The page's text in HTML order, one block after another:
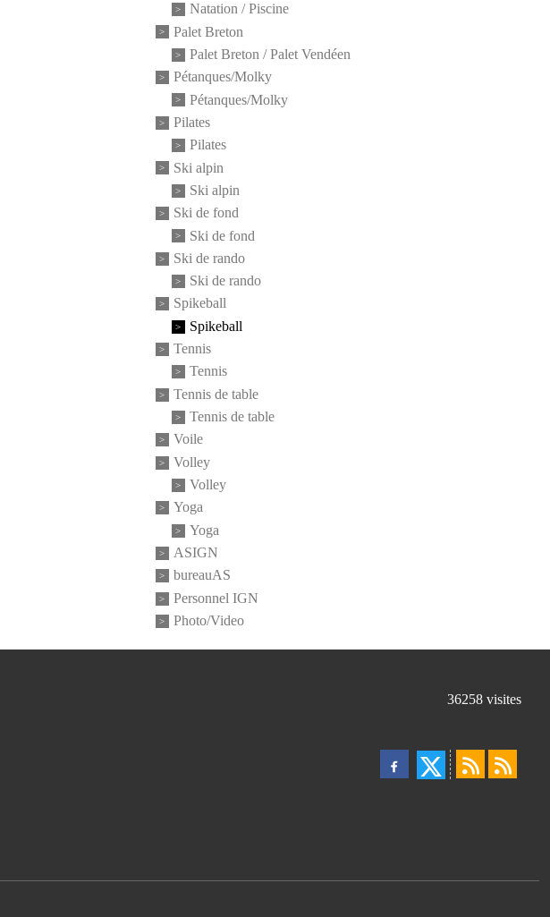
Natation / Piscine
Palet Breton
Palet Breton / Palet Vendéen
Pétanques/Molky
Pétanques/Molky
Pilates
Pilates
Ski alpin
Ski alpin
Ski de fond
Ski de fond
Ski de rando
Ski de rando
Spikeball
Spikeball
Tennis
Tennis
Tennis de table
Tennis de table
Voile
Volley
Volley
Yoga
Yoga
ASIGN
bureauAS
Personnel IGN
Photo/Video
36258 visites